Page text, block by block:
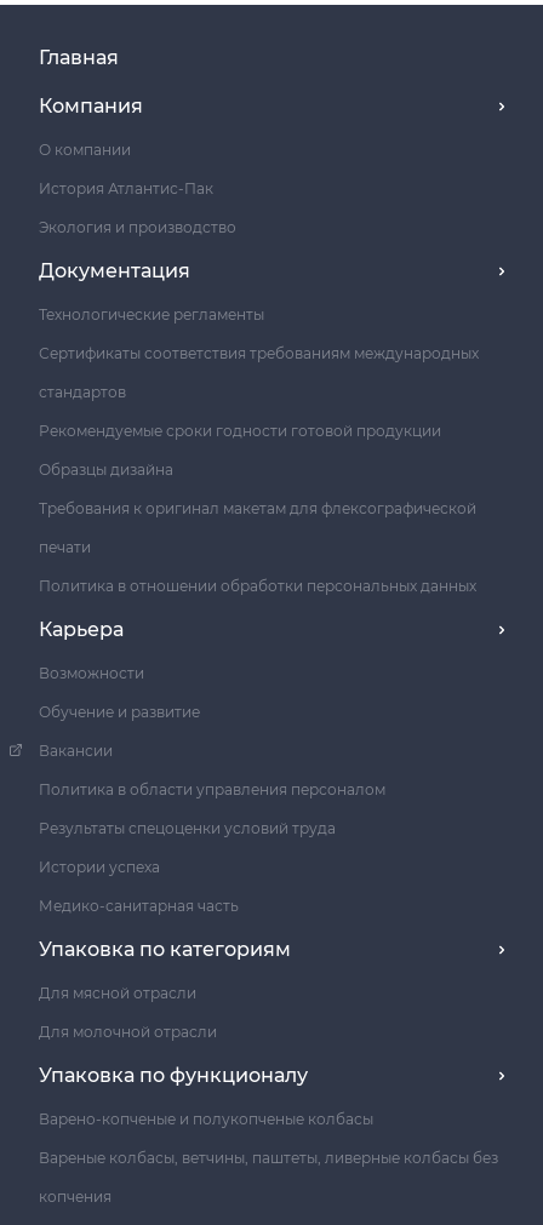
Главная
Компания
О компании
История Атлантис-Пак
Экология и производство
Документация
Технологические регламенты
Сертификаты соответствия требованиям международных
стандартов
Рекомендуемые сроки годности готовой продукции
Образцы дизайна
Требования к оригинал макетам для флексографической
печати
Политика в отношении обработки персональных данных
Карьера
Возможности
Обучение и развитие
Вакансии
Политика в области управления персоналом
Результаты спецоценки условий труда
Истории успеха
Медико-санитарная часть
Упаковка по категориям
Для мясной отрасли
Для молочной отрасли
Упаковка по функционалу
Варено-копченые и полукопченые колбасы
Вареные колбасы, ветчины, паштеты, ливерные колбасы без
копчения